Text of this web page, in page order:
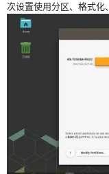
次设置使用分区、格式化